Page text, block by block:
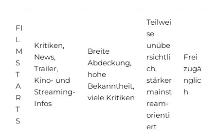
FI
L
M
S
T
A
R
T
S
Kritiken,
News,
Trailer,
Kino- und
Streaming-
Infos
Breite
Abdeckung,
hohe
Bekanntheit,
viele Kritiken
Teilwei
se
unübe
rsichtli
ch,
stärker
mainst
ream-
orienti
ert
Frei
zugä
nglic
h